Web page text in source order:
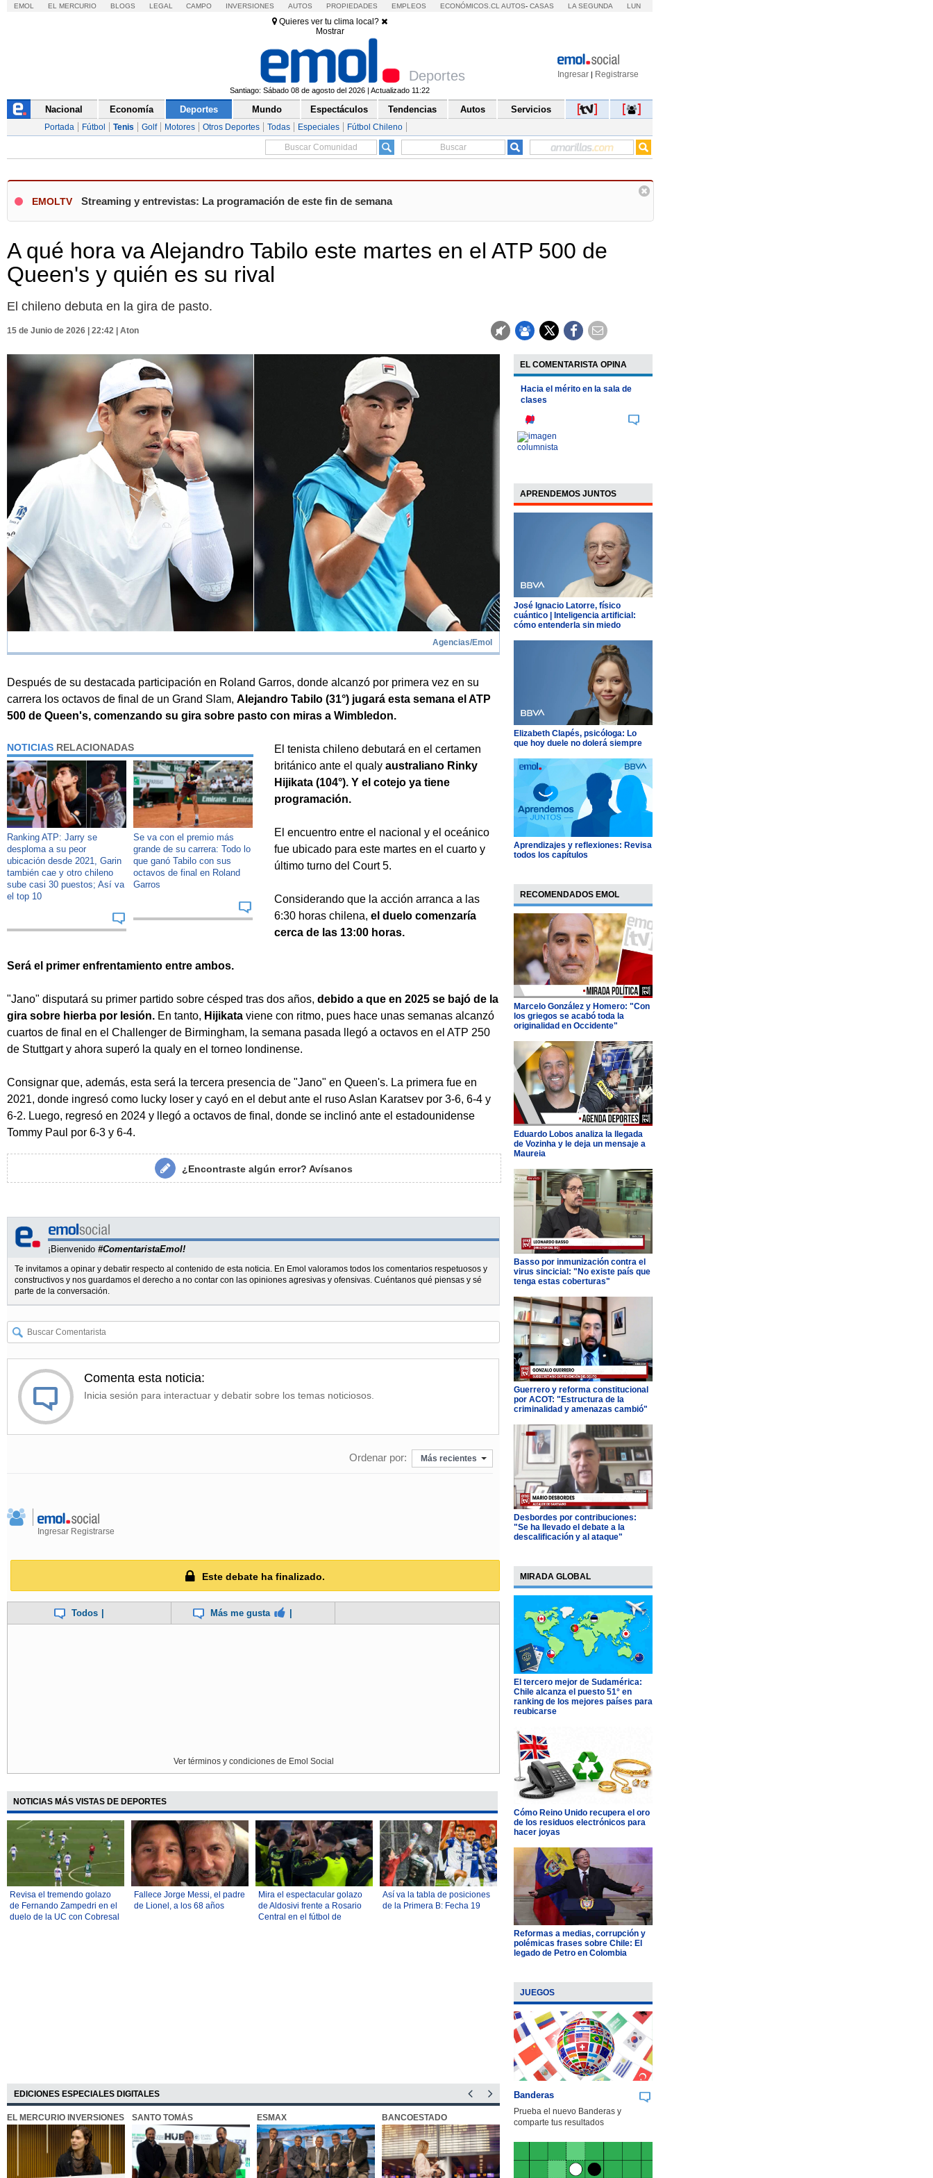
EMOL EL MERCURIO BLOGS LEGAL CAMPO INVERSIONES AUTOS PROPIEDADES EMPLEOS ECONÓMICOS.CL AUTOS- CASAS LA SEGUNDA LUN
Quieres ver tu clima local?
Mostrar
Ingresar | Registrarse
Deportes
Santiago: Sábado 08 de agosto del 2026 | Actualizado 11:22
Nacional Economía Deportes Mundo Espectáculos Tendencias Autos Servicios
Portada Fútbol Tenis Golf Motores Otros Deportes Todas Especiales Fútbol Chileno
EMOLTV Streaming y entrevistas: La programación de este fin de semana
A qué hora va Alejandro Tabilo este martes en el ATP 500 de
Queen's y quién es su rival
El chileno debuta en la gira de pasto.
15 de Junio de 2026 | 22:42 | Aton
Agencias/Emol
Después de su destacada participación en Roland Garros, donde alcanzó por primera vez en su
carrera los octavos de final de un Grand Slam, Alejandro Tabilo (31°) jugará esta semana el ATP
500 de Queen's, comenzando su gira sobre pasto con miras a Wimbledon.
NOTICIAS RELACIONADAS
Ranking ATP: Jarry se
desploma a su peor
ubicación desde 2021, Garin
también cae y otro chileno
sube casi 30 puestos; Así va
el top 10
Se va con el premio más
grande de su carrera: Todo lo
que ganó Tabilo con sus
octavos de final en Roland
Garros
El tenista chileno debutará en el certamen
británico ante el qualy australiano Rinky
Hijikata (104°). Y el cotejo ya tiene
programación.
El encuentro entre el nacional y el oceánico
fue ubicado para este martes en el cuarto y
último turno del Court 5.
Considerando que la acción arranca a las
6:30 horas chilena, el duelo comenzaría
cerca de las 13:00 horas.
Será el primer enfrentamiento entre ambos.
"Jano" disputará su primer partido sobre césped tras dos años, debido a que en 2025 se bajó de la
gira sobre hierba por lesión. En tanto, Hijikata viene con ritmo, pues hace unas semanas alcanzó
cuartos de final en el Challenger de Birmingham, la semana pasada llegó a octavos en el ATP 250
de Stuttgart y ahora superó la qualy en el torneo londinense.
Consignar que, además, esta será la tercera presencia de "Jano" en Queen's. La primera fue en
2021, donde ingresó como lucky loser y cayó en el debut ante el ruso Aslan Karatsev por 3-6, 6-4 y
6-2. Luego, regresó en 2024 y llegó a octavos de final, donde se inclinó ante el estadounidense
Tommy Paul por 6-3 y 6-4.
¿Encontraste algún error?Avísanos
¡Bienvenido #ComentaristaEmol!
Te invitamos a opinar y debatir respecto al contenido de esta noticia. En Emol valoramos todos los comentarios respetuosos y
constructivos y nos guardamos el derecho a no contar con las opiniones agresivas y ofensivas. Cuéntanos qué piensas y sé
parte de la conversación.
Comenta esta noticia:
Inicia sesión para interactuar y debatir sobre los temas noticiosos.
Ordenar por: Más recientes
Ingresar Registrarse
Este debate ha finalizado.
Todos Más me gusta
Ver términos y condiciones de Emol Social
NOTICIAS MÁS VISTAS DE DEPORTES
Revisa el tremendo golazo
de Fernando Zampedri en el
duelo de la UC con Cobresal
Fallece Jorge Messi, el padre
de Lionel, a los 68 años
Mira el espectacular golazo
de Aldosivi frente a Rosario
Central en el fútbol de
Así va la tabla de posiciones
de la Primera B: Fecha 19
EDICIONES ESPECIALES DIGITALES
EL MERCURIO INVERSIONES SANTO TOMÁS ESMAX BANCOESTADO OTIC CCHC
EL COMENTARISTA OPINA
Hacia el mérito en la sala de
clases
APRENDEMOS JUNTOS
José Ignacio Latorre, físico
cuántico | Inteligencia artificial:
cómo entenderla sin miedo
Elizabeth Clapés, psicóloga: Lo
que hoy duele no dolerá siempre
Aprendizajes y reflexiones: Revisa
todos los capítulos
RECOMENDADOS EMOL
Marcelo González y Homero: "Con
los griegos se acabó toda la
originalidad en Occidente"
Eduardo Lobos analiza la llegada
de Vozinha y le deja un mensaje a
Maureia
Basso por inmunización contra el
virus sincicial: "No existe país que
tenga estas coberturas"
Guerrero y reforma constitucional
por ACOT: "Estructura de la
criminalidad y amenazas cambió"
Desbordes por contribuciones:
"Se ha llevado el debate a la
descalificación y al ataque"
MIRADA GLOBAL
El tercero mejor de Sudamérica:
Chile alcanza el puesto 51° en
ranking de los mejores países para
reubicarse
Cómo Reino Unido recupera el oro
de los residuos electrónicos para
hacer joyas
Reformas a medias, corrupción y
polémicas frases sobre Chile: El
legado de Petro en Colombia
JUEGOS
Banderas
Prueba el nuevo Banderas y
comparte tus resultados